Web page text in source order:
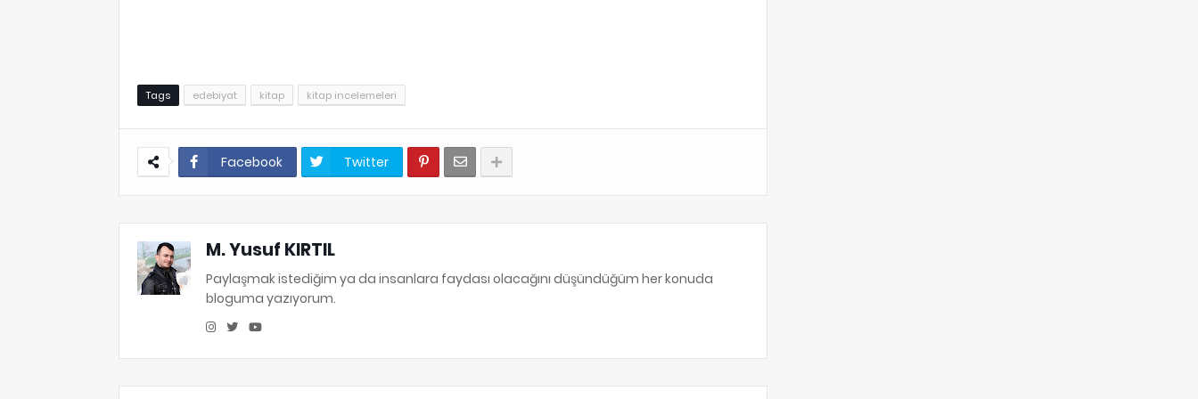
Tags edebiyat kitap kitap incelemeleri
Facebook Twitter
M. Yusuf KIRTIL
Paylaşmak istediğim ya da insanlara faydası olacağını düşündüğüm her konuda
bloguma yazıyorum.